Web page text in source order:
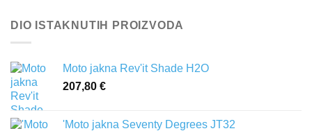
DIO ISTAKNUTIH PROIZVODA
Moto jakna Rev'it Shade H2O
207,80 €
'Moto jakna Seventy Degrees JT32